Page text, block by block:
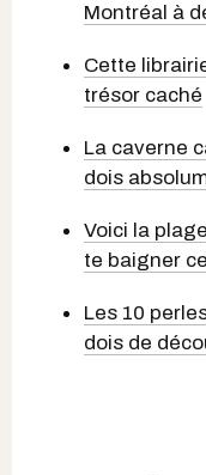
Montréal à
Cette
trésor caché
La caverne
dois
Voici la
te baigner
Les 10
dois de